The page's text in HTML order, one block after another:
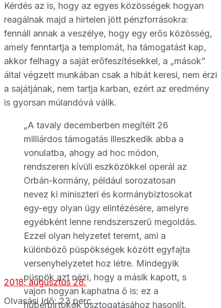
2018. augusztus 28.
Olvasási Idő: 23 perc
Kérdés az is, hogy az egyes közösségek hogyan
reagálnak majd a hirtelen jött pénzforrásokra:
fennáll annak a veszélye, hogy egy erős közösség,
amely fenntartja a templomát, ha támogatást kap,
akkor felhagy a saját erőfeszítésekkel, a „mások”
által végzett munkában csak a hibát keresi, nem érzi
a sajátjának, nem tartja karban, ezért az eredmény
is gyorsan múlandóvá válik.
„A tavaly decemberben megítélt 26
milliárdos támogatás illeszkedik abba a
vonulatba, ahogy ad hoc módon,
rendszeren kívüli eszközökkel operál az
Orbán-kormány, például sorozatosan
nevez ki miniszteri és kormánybiztosokat
egy-egy olyan ügy elintézésére, amelyre
egyébként lenne rendszerszerű megoldás.
Ezzel olyan helyzetet teremt, ami a
különböző püspökségek között egyfajta
versenyhelyzetet hoz létre. Mindegyik
püspök azt nézi, hogy a másik kapott, s
vajon hogyan kaphatna ő is: ez a
hűbérbirtokok osztogatásához hasonlít.